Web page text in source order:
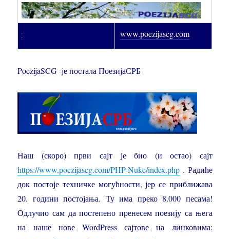
PoezijaSCG/ex-scgwww.poezijascg.com
PoezijaSCG -је постала ПоезијаСРБ
Наш (скоро) први сајт је био (и остао) сајт
https://www.poezijascg.com/PHP-Nuke/index.php . Радиће
док постоје техничке могућности, јер се приближава
20. години постојања. Ту има преко 8.000 песама!
Одлучио сам да постепено пренесем поезију са њега
на наше нове WordPress сајтове на линковима: